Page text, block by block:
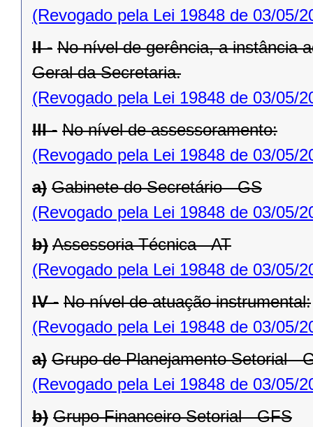
(Revogado pela Lei 19848 de 03/05/
II - No nível de gerência, a instância
Geral da Secretaria.
(Revogado pela Lei 19848 de 03/05/
III - No nível de assessoramento:
(Revogado pela Lei 19848 de 03/05/
a) Gabinete do Secretário - GS
(Revogado pela Lei 19848 de 03/05/
b) Assessoria Técnica - AT
(Revogado pela Lei 19848 de 03/05/
IV - No nível de atuação instrumental:
(Revogado pela Lei 19848 de 03/05/
a) Grupo de Planejamento Setorial -
(Revogado pela Lei 19848 de 03/05/
b) Grupo Financeiro Setorial - GFS